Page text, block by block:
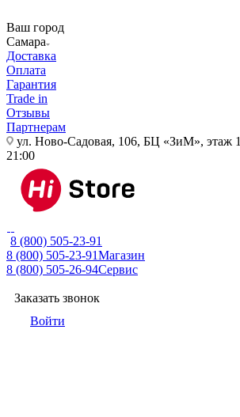
Ваш город
Самара
Доставка
Оплата
Гарантия
Trade in
Отзывы
Партнерам
ул. Ново-Садовая, 106, БЦ «ЗиМ», этаж 1
21:00
8 (800) 505-23-91
8 (800) 505-23-91Магазин
8 (800) 505-26-94Сервис
Заказать звонок
Войти